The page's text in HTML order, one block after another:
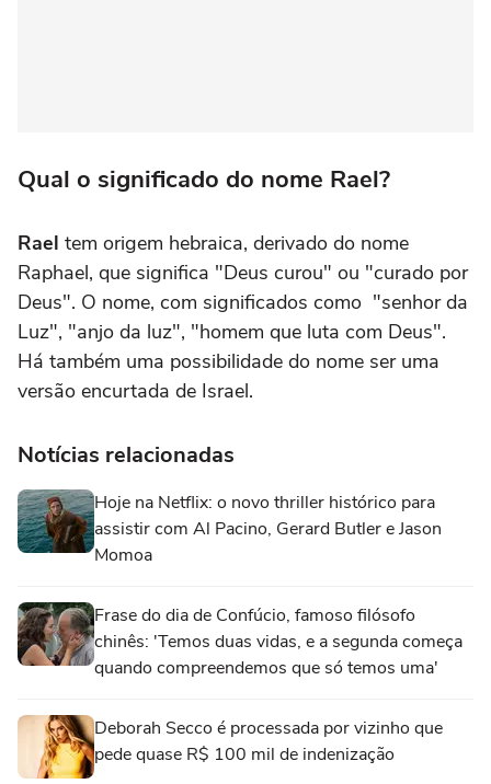
Qual o significado do nome Rael?
Rael tem origem hebraica, derivado do nome
Raphael, que significa "Deus curou" ou "curado por
Deus". O nome, com significados como "senhor da
Luz", "anjo da luz", "homem que luta com Deus".
Há também uma possibilidade do nome ser uma
versão encurtada de Israel.
Notícias relacionadas
Hoje na Netflix: o novo thriller histórico para
assistir com Al Pacino, Gerard Butler e Jason
Momoa
Frase do dia de Confúcio, famoso filósofo
chinês: 'Temos duas vidas, e a segunda começa
quando compreendemos que só temos uma'
Deborah Secco é processada por vizinho que
pede quase R$ 100 mil de indenização